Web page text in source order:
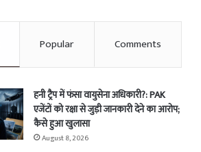
Popular Comments
हनी ट्रैप में फंसा वायुसेना अधिकारी?: PAK
एजेंटों को रक्षा से जुड़ी जानकारी देने का आरोप;
कैसे हुआ खुलासा
August 8, 2026